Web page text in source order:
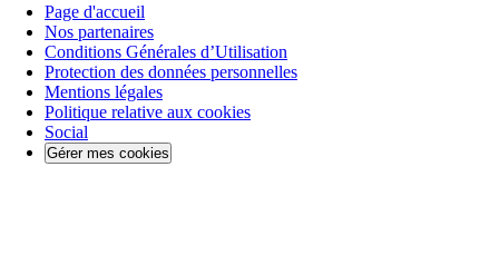
Page d'accueil
Nos partenaires
Conditions Générales d’Utilisation
Protection des données personnelles
Mentions légales
Politique relative aux cookies
Social
Gérer mes cookies